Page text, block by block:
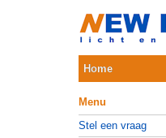
Home
Menu
Stel een vraag